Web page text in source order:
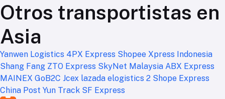
Otros transportistas en
Asia
Yanwen Logistics 4PX Express Shopee Xpress Indonesia
Shang Fang ZTO Express SkyNet Malaysia ABX Express
MAINEX GoB2C Jcex lazada elogistics 2 Shope Express
China Post Yun Track SF Express